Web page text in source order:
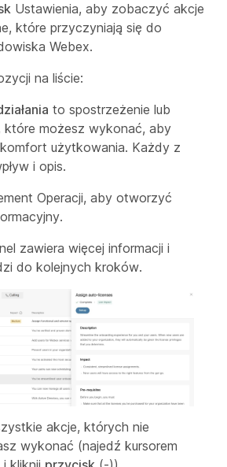
Ustawienia, aby zobaczyć akcje
które przyczyniają się do
Webex.
na liście:
to spostrzeżenie lub
które możesz wykonać, aby
użytkowania. Każdy z
i opis.
Operacji, aby otworzyć
zawiera więcej informacji i
do kolejnych kroków.
akcje, których nie
wykonać (najedź kursorem